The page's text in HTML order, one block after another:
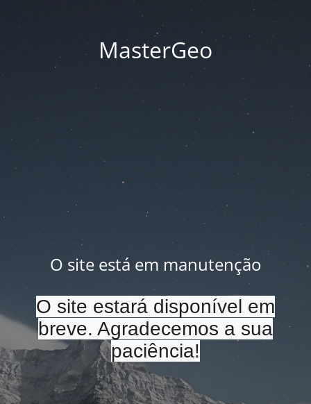
MasterGeo
O site está em manutenção
O site estará disponível em
breve. Agradecemos a sua
paciência!